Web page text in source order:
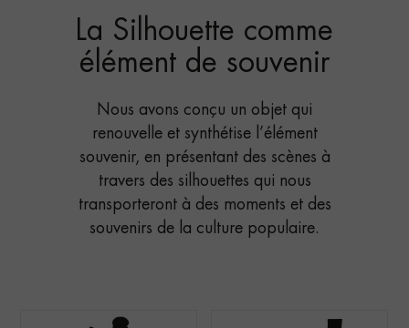
La Silhouette comme
élément de souvenir
Nous avons conçu un objet qui
renouvelle et synthétise l’élément
souvenir, en présentant des scènes à
travers des silhouettes qui nous
transporteront à des moments et des
souvenirs de la culture populaire.